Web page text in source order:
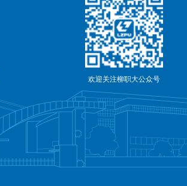
欢迎关注柳职大公众号